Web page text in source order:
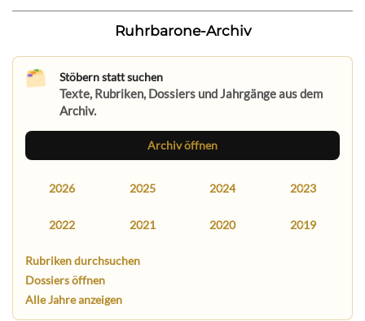
Ruhrbarone-Archiv
Stöbern statt suchen
Texte, Rubriken, Dossiers und Jahrgänge aus dem
Archiv.
Archiv öffnen
2026 2025 2024 2023
2022 2021 2020 2019
Rubriken durchsuchen
Dossiers öffnen
Alle Jahre anzeigen